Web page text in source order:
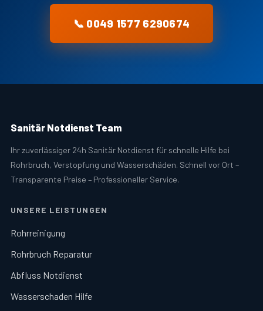
📞 0049 1577 6290674
Sanitär Notdienst Team
Ihr zuverlässiger 24h Sanitär Notdienst für schnelle Hilfe bei
Rohrbruch, Verstopfung und Wasserschäden. Schnell vor Ort –
Transparente Preise – Professioneller Service.
UNSERE LEISTUNGEN
Rohrreinigung
Rohrbruch Reparatur
Abfluss Notdienst
Wasserschaden Hilfe